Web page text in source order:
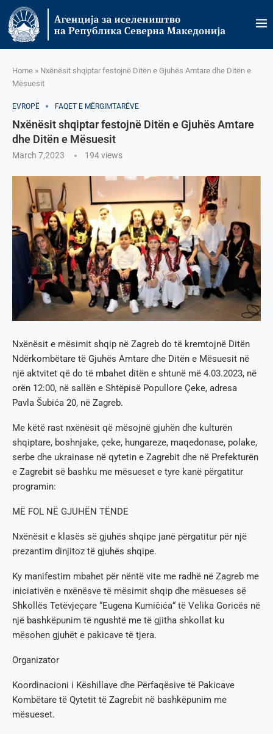
Home » Nxënësit shqiptar festojnë Ditën e Gjuhës Amtare dhe Ditën e
Mësuesit
EVROPË FAQET E MËRGIMTARËVE
Nxënësit shqiptar festojnë Ditën e Gjuhës Amtare
dhe Ditën e Mësuesit
March 7,2023 194views
Nxënësit e mësimit shqip në Zagreb do të kremtojnë Ditën
Ndërkombëtare të Gjuhës Amtare dhe Ditën e Mësuesit në
një aktvitet që do të mbahet ditën e shtunë më 4.03.2023, në
orën 12:00, në sallën e Shtëpisë Popullore Çeke, adresa
Pavla Šubića 20, në Zagreb.
Me këtë rast nxënësit që mësojnë gjuhën dhe kulturën
shqiptare, boshnjake, çeke, hungareze, maqedonase, polake,
serbe dhe ukrainase në qytetin e Zagrebit dhe në Prefekturën
e Zagrebit së bashku me mësueset e tyre kanë përgatitur
programin:
MË FOL NË GJUHËN TËNDE
Nxënësit e klasës së gjuhës shqipe janë përgatitur për një
prezantim dinjitoz të gjuhës shqipe.
Ky manifestim mbahet për nëntë vite me radhë në Zagreb me
iniciativën e nxënësve të mësimit shqip dhe mësueses së
Shkollës Tetëvjeçare “Eugena Kumičića“ të Velika Goricës në
një bashkëpunim të ngushtë me të gjitha shkollat ku
mësohen gjuhët e pakicave të tjera.
Organizator
Koordinacioni i Këshillave dhe Përfaqësive të Pakicave
Kombëtare të Qytetit të Zagrebit në bashkëpunim me
mësueset.